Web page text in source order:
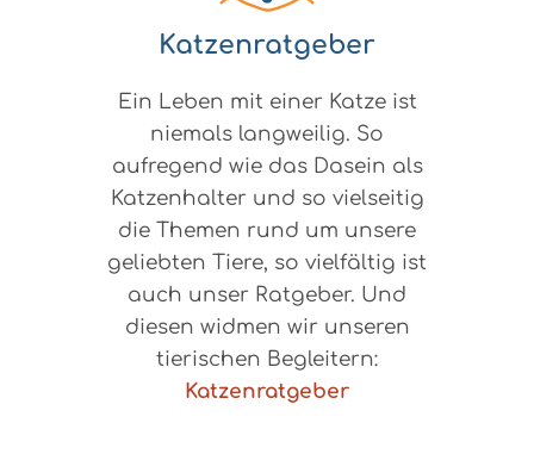
Katzenratgeber
Ein Leben mit einer Katze ist
niemals langweilig. So
aufregend wie das Dasein als
Katzenhalter und so vielseitig
die Themen rund um unsere
geliebten Tiere, so vielfältig ist
auch unser Ratgeber. Und
diesen widmen wir unseren
tierischen Begleitern:
Katzenratgeber